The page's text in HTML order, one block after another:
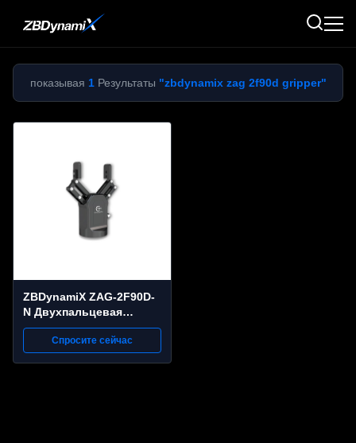
показывая 1Результаты "zbdynamix zag 2f90d gripper"
ZBDynamiX ZAG-2F90D-
N Двухпальцевая
параллельная
роботизированная
сцепка. 90 мм удара, 25
Спросите сейчас